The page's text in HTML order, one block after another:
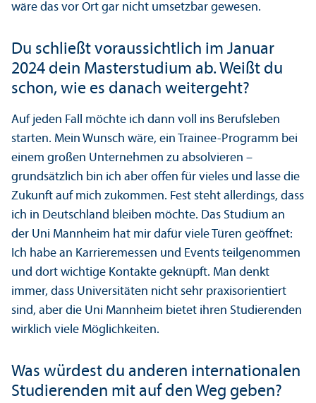
wäre das vor Ort gar nicht umsetzbar gewesen.
Du schließt voraussichtlich im Januar
2024 dein Master­studium ab. Weißt du
schon, wie es danach weitergeht?
Auf jeden Fall möchte ich dann voll ins Berufsleben
starten. Mein Wunsch wäre, ein Trainee-Programm bei
einem großen Unter­nehmen zu absolvieren –
grundsätzlich bin ich aber offen für vieles und lasse die
Zukunft auf mich zukommen. Fest steht allerdings, dass
ich in Deutschland bleiben möchte. Das Studium an
der Uni Mannheim hat mir dafür viele Türen geöffnet:
Ich habe an Karrieremessen und Events teilgenommen
und dort wichtige Kontakte geknüpft. Man denkt
immer, dass Universitäten nicht sehr praxis­orientiert
sind, aber die Uni Mannheim bietet ihren Studierenden
wirklich viele Möglichkeiten.
Was würdest du anderen internationalen
Studierenden mit auf den Weg geben?